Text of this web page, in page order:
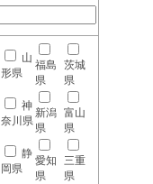
山
形県
福島
県
茨城
県
神
奈川県
新潟
県
富山
県
静
岡県
愛知
県
三重
県